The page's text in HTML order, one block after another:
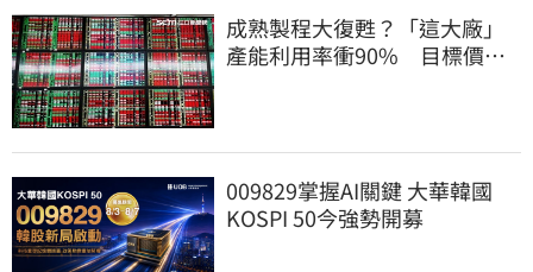
成熟製程大復甦？「這大廠」
產能利用率衝90% 目標價上
009829掌握AI關鍵 大華韓國
KOSPI 50今強勢開募